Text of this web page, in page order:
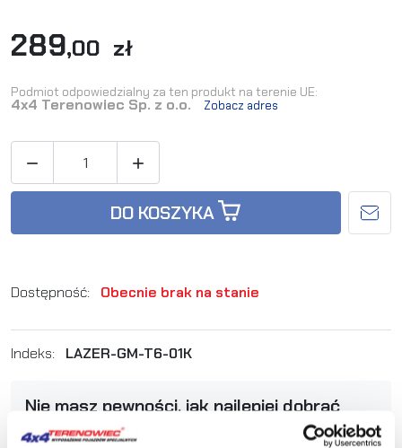
289,00 zł
Podmiot odpowiedzialny za ten produkt na terenie UE:
4x4 Terenowiec Sp. z o.o. Zobacz adres
 
DO KOSZYKA
Dostępność: Obecnie brak na stanie
Indeks: LAZER-GM-T6-01K
Nie masz pewności, jak najlepiej dobrać
produkt? Zadzwoń, my Ci doradzimy.